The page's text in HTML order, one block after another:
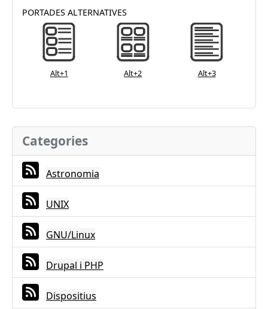
PORTADES ALTERNATIVES
Alt+1 Alt+2 Alt+3
Categories
Astronomia
UNIX
GNU/Linux
Drupal i PHP
Dispositius